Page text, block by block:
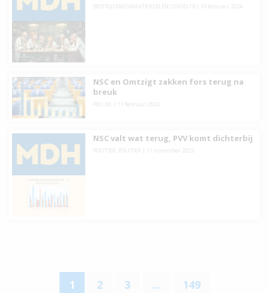
BESTRIJDINGSMAATREGELEN COVID-19| 19 februari 2024
NSC en Omtzigt zakken fors terug na
breuk
PEIL.NL | 11 februari 2024
NSC valt wat terug, PVV komt dichterbij
POLITIEK POLITIEK | 11 november 2023
1 2 3 … 149